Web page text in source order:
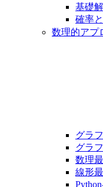
基礎
確率
数理的アプ
グラ
グラ
数理
線形